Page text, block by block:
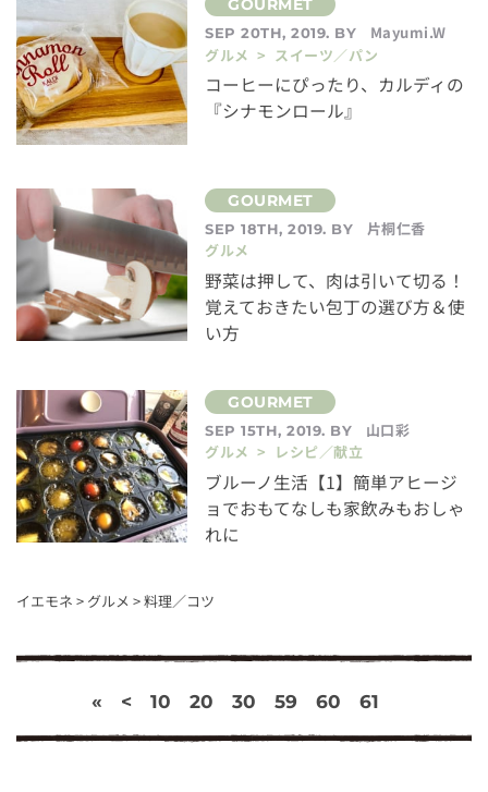
SEP 20TH, 2019. BY
Mayumi.W
グルメ > スイーツ／パン
コーヒーにぴったり、カルディの
『シナモンロール』
SEP 18TH, 2019. BY
片桐仁香
グルメ
野菜は押して、肉は引いて切る！
覚えておきたい包丁の選び方＆使
い方
SEP 15TH, 2019. BY
山口彩
グルメ > レシピ／献立
ブルーノ生活【1】簡単アヒージ
ョでおもてなしも家飲みもおしゃ
れに
イエモネ > グルメ >料理／コツ
« < 10 20 30 59 60 61